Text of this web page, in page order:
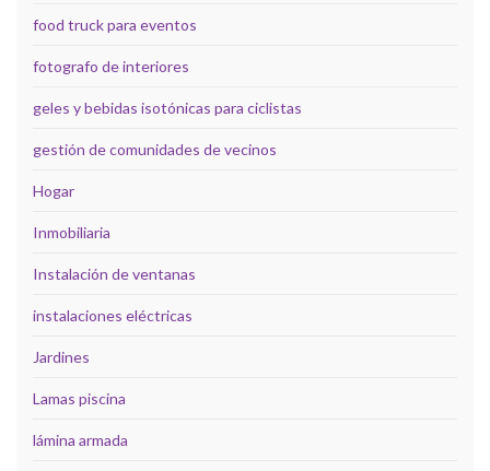
food truck para eventos
fotografo de interiores
geles y bebidas isotónicas para ciclistas
gestión de comunidades de vecinos
Hogar
Inmobiliaria
Instalación de ventanas
instalaciones eléctricas
Jardines
Lamas piscina
lámina armada